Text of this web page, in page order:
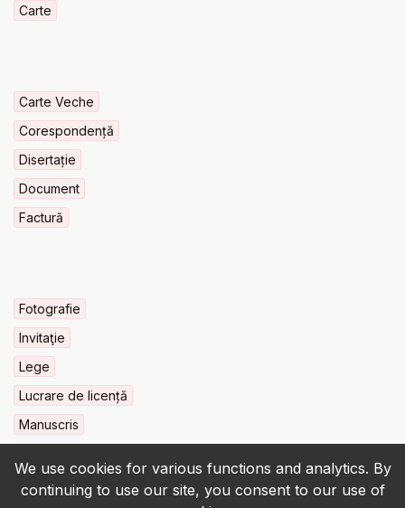
We use cookies for various functions and analytics. By
continuing to use our site, you consent to our use of
Carte
Carte Veche
Corespondență
Disertație
Document
Factură
Fotografie
Invitaţie
Lege
Lucrare de licență
Manuscris